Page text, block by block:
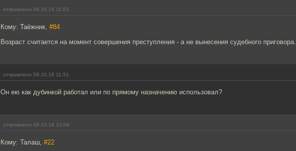
отправлено 09.10.16 11:03
Кому: Таёжник, #84
Возраст считается на момент совершения преступления - а не вынесения судебного приговора.
отправлено 09.10.16 11:51
Он ею как дубинкой работал или по прямому назначению использовал?
отправлено 09.10.16 12:09
Кому: Талаш, #22